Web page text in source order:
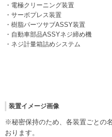
・電極クリーニング装置
・サーボプレス装置
・樹脂パーツサブASSY装置
・自動車部品ASSYネジ締め機
・ネジ計量箱詰めシステ
装置イメージ画像
※秘密保持のため、各装置ごとの
おります。